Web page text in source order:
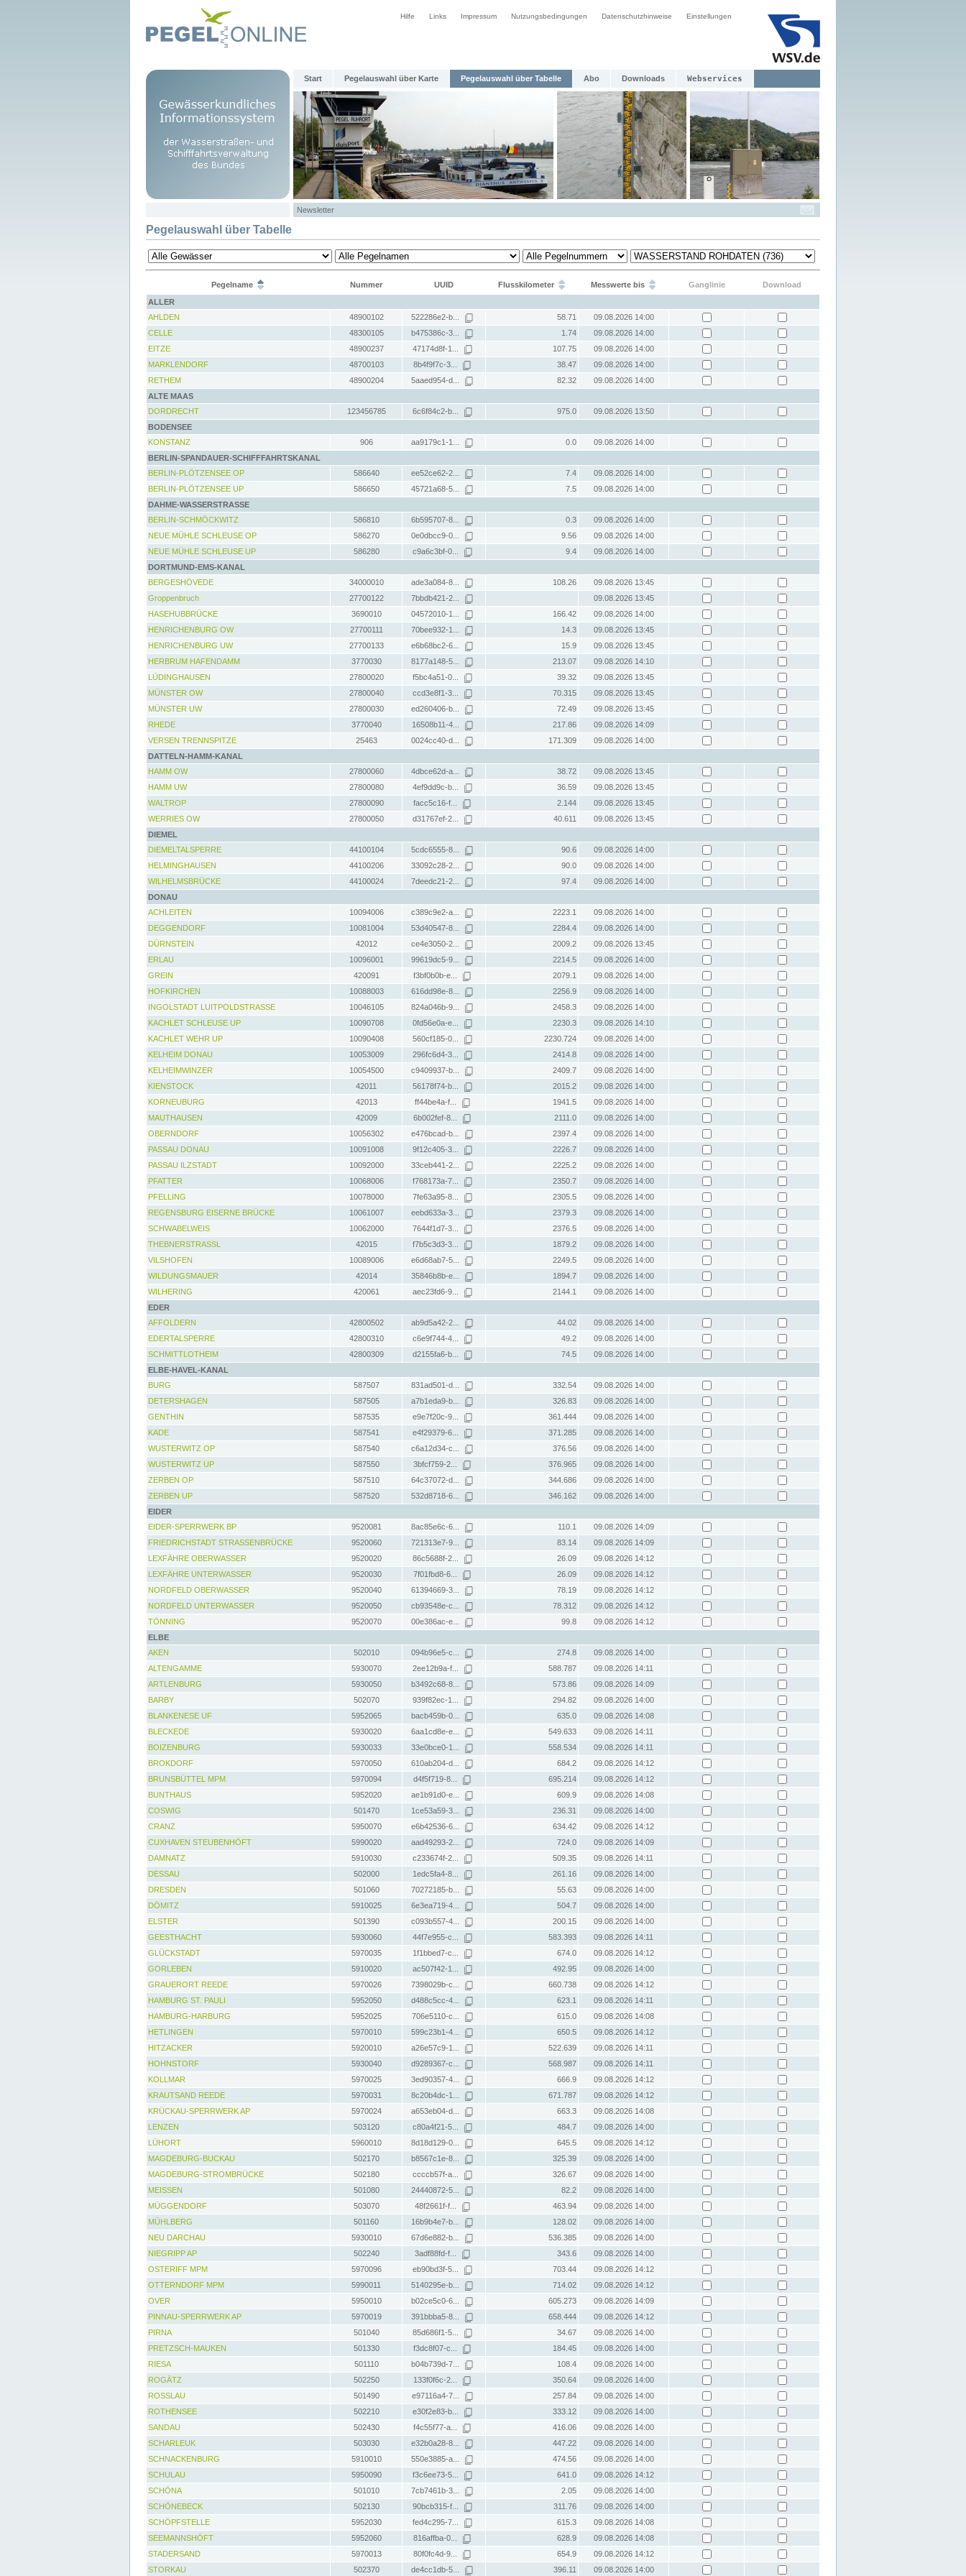
Hilfe Links Impressum Nutzungsbedingungen Datenschutzhinweise Einstellungen
Start Pegelauswahl über Karte Pegelauswahl über Tabelle Abo Downloads Webservices
Newsletter
Pegelauswahl über Tabelle
Pegelname Nummer UUID Flusskilometer Messwerte bis Ganglinie
Download
ALLER
AHLDEN
48900102 522286e2-b... 58.71
09.08.2026 14:00
CELLE
48300105 b475386c-3... 1.74
09.08.2026 14:00
EITZE
48900237 47174d8f-1... 107.75
09.08.2026 14:00
MARKLENDORF
48700103 8b4f9f7c-3... 38.47
09.08.2026 14:00
RETHEM
48900204 5aaed954-d... 82.32
09.08.2026 14:00
ALTE MAAS
DORDRECHT
123456785 6c6f84c2-b... 975.0
09.08.2026 13:50
BODENSEE
KONSTANZ
906 aa9179c1-1... 0.0
09.08.2026 14:00
BERLIN-SPANDAUER-SCHIFFFAHRTSKANAL
BERLIN-PLÖTZENSEE OP
586640 ee52ce62-2... 7.4
09.08.2026 14:00
BERLIN-PLÖTZENSEE UP
586650 45721a68-5... 7.5
09.08.2026 14:00
DAHME-WASSERSTRASSE
BERLIN-SCHMÖCKWITZ
586810 6b595707-8... 0.3
09.08.2026 14:00
NEUE MÜHLE SCHLEUSE OP
586270 0e0dbcc9-0... 9.56
09.08.2026 14:00
NEUE MÜHLE SCHLEUSE UP
586280 c9a6c3bf-0... 9.4
09.08.2026 14:00
DORTMUND-EMS-KANAL
BERGESHÖVEDE
34000010 ade3a084-8... 108.26
09.08.2026 13:45
Groppenbruch
27700122 7bbdb421-2...
09.08.2026 13:45
HASEHUBBRÜCKE
3690010 04572010-1... 166.42
09.08.2026 14:00
HENRICHENBURG OW
27700111 70bee932-1... 14.3
09.08.2026 13:45
HENRICHENBURG UW
27700133 e6b68bc2-6... 15.9
09.08.2026 13:45
HERBRUM HAFENDAMM
3770030 8177a148-5... 213.07
09.08.2026 14:10
LÜDINGHAUSEN
27800020 f5bc4a51-0... 39.32
09.08.2026 13:45
MÜNSTER OW
27800040 ccd3e8f1-3... 70.315
09.08.2026 13:45
MÜNSTER UW
27800030 ed260406-b... 72.49
09.08.2026 13:45
RHEDE
3770040 16508b11-4... 217.86
09.08.2026 14:09
VERSEN TRENNSPITZE
25463 0024cc40-d... 171.309
09.08.2026 14:00
DATTELN-HAMM-KANAL
HAMM OW
27800060 4dbce62d-a... 38.72
09.08.2026 13:45
HAMM UW
27800080 4ef9dd9c-b... 36.59
09.08.2026 13:45
WALTROP
27800090 facc5c16-f... 2.144
09.08.2026 13:45
WERRIES OW
27800050 d31767ef-2... 40.611
09.08.2026 13:45
DIEMEL
DIEMELTALSPERRE
44100104 5cdc6555-8... 90.6
09.08.2026 14:00
HELMINGHAUSEN
44100206 33092c28-2... 90.0
09.08.2026 14:00
WILHELMSBRÜCKE
44100024 7deedc21-2... 97.4
09.08.2026 14:00
DONAU
ACHLEITEN
10094006 c389c9e2-a... 2223.1
09.08.2026 14:00
DEGGENDORF
10081004 53d40547-8... 2284.4
09.08.2026 14:00
DÜRNSTEIN
42012 ce4e3050-2... 2009.2
09.08.2026 13:45
ERLAU
10096001 99619dc5-9... 2214.5
09.08.2026 14:00
GREIN
420091 f3bf0b0b-e... 2079.1
09.08.2026 14:00
HOFKIRCHEN
10088003 616dd98e-8... 2256.9
09.08.2026 14:00
INGOLSTADT LUITPOLDSTRASSE
10046105 824a046b-9... 2458.3
09.08.2026 14:00
KACHLET SCHLEUSE UP
10090708 0fd56e0a-e... 2230.3
09.08.2026 14:10
KACHLET WEHR UP
10090408 560cf185-0... 2230.724
09.08.2026 14:00
KELHEIM DONAU
10053009 296fc6d4-3... 2414.8
09.08.2026 14:00
KELHEIMWINZER
10054500 c9409937-b... 2409.7
09.08.2026 14:00
KIENSTOCK
42011 56178f74-b... 2015.2
09.08.2026 14:00
KORNEUBURG
42013 ff44be4a-f... 1941.5
09.08.2026 14:00
MAUTHAUSEN
42009 6b002fef-8... 2111.0
09.08.2026 14:00
OBERNDORF
10056302 e476bcad-b... 2397.4
09.08.2026 14:00
PASSAU DONAU
10091008 9f12c405-3... 2226.7
09.08.2026 14:00
PASSAU ILZSTADT
10092000 33ceb441-2... 2225.2
09.08.2026 14:00
PFATTER
10068006 f768173a-7... 2350.7
09.08.2026 14:00
PFELLING
10078000 7fe63a95-8... 2305.5
09.08.2026 14:00
REGENSBURG EISERNE BRÜCKE
10061007 eebd633a-3... 2379.3
09.08.2026 14:00
SCHWABELWEIS
10062000 7644f1d7-3... 2376.5
09.08.2026 14:00
THEBNERSTRASSL
42015 f7b5c3d3-3... 1879.2
09.08.2026 14:00
VILSHOFEN
10089006 e6d68ab7-5... 2249.5
09.08.2026 14:00
WILDUNGSMAUER
42014 35846b8b-e... 1894.7
09.08.2026 14:00
WILHERING
420061 aec23fd6-9... 2144.1
09.08.2026 14:00
EDER
AFFOLDERN
42800502 ab9d5a42-2... 44.02
09.08.2026 14:00
EDERTALSPERRE
42800310 c6e9f744-4... 49.2
09.08.2026 14:00
SCHMITTLOTHEIM
42800309 d2155fa6-b... 74.5
09.08.2026 14:00
ELBE-HAVEL-KANAL
BURG
587507 831ad501-d... 332.54
09.08.2026 14:00
DETERSHAGEN
587505 a7b1eda9-b... 326.83
09.08.2026 14:00
GENTHIN
587535 e9e7f20c-9... 361.444
09.08.2026 14:00
KADE
587541 e4f29379-6... 371.285
09.08.2026 14:00
WUSTERWITZ OP
587540 c6a12d34-c... 376.56
09.08.2026 14:00
WUSTERWITZ UP
587550 3bfcf759-2... 376.965
09.08.2026 14:00
ZERBEN OP
587510 64c37072-d... 344.686
09.08.2026 14:00
ZERBEN UP
587520 532d8718-6... 346.162
09.08.2026 14:00
EIDER
EIDER-SPERRWERK BP
9520081 8ac85e6c-6... 110.1
09.08.2026 14:09
FRIEDRICHSTADT STRASSENBRÜCKE
9520060 721313e7-9... 83.14
09.08.2026 14:09
LEXFÄHRE OBERWASSER
9520020 86c5688f-2... 26.09
09.08.2026 14:12
LEXFÄHRE UNTERWASSER
9520030 7f01fbd8-6... 26.09
09.08.2026 14:12
NORDFELD OBERWASSER
9520040 61394669-3... 78.19
09.08.2026 14:12
NORDFELD UNTERWASSER
9520050 cb93548e-c... 78.312
09.08.2026 14:12
TÖNNING
9520070 00e386ac-e... 99.8
09.08.2026 14:12
ELBE
AKEN
502010 094b96e5-c... 274.8
09.08.2026 14:00
ALTENGAMME
5930070 2ee12b9a-f... 588.787
09.08.2026 14:11
ARTLENBURG
5930050 b3492c68-8... 573.86
09.08.2026 14:09
BARBY
502070 939f82ec-1... 294.82
09.08.2026 14:00
BLANKENESE UF
5952065 bacb459b-0... 635.0
09.08.2026 14:08
BLECKEDE
5930020 6aa1cd8e-e... 549.633
09.08.2026 14:11
BOIZENBURG
5930033 33e0bce0-1... 558.534
09.08.2026 14:11
BROKDORF
5970050 610ab204-d... 684.2
09.08.2026 14:12
BRUNSBÜTTEL MPM
5970094 d4f5f719-8... 695.214
09.08.2026 14:12
BUNTHAUS
5952020 ae1b91d0-e... 609.9
09.08.2026 14:08
COSWIG
501470 1ce53a59-3... 236.31
09.08.2026 14:00
CRANZ
5950070 e6b42536-6... 634.42
09.08.2026 14:12
CUXHAVEN STEUBENHÖFT
5990020 aad49293-2... 724.0
09.08.2026 14:09
DAMNATZ
5910030 c233674f-2... 509.35
09.08.2026 14:11
DESSAU
502000 1edc5fa4-8... 261.16
09.08.2026 14:00
DRESDEN
501060 70272185-b... 55.63
09.08.2026 14:00
DÖMITZ
5910025 6e3ea719-4... 504.7
09.08.2026 14:00
ELSTER
501390 c093b557-4... 200.15
09.08.2026 14:00
GEESTHACHT
5930060 44f7e955-c... 583.393
09.08.2026 14:11
GLÜCKSTADT
5970035 1f1bbed7-c... 674.0
09.08.2026 14:12
GORLEBEN
5910020 ac507f42-1... 492.95
09.08.2026 14:00
GRAUERORT REEDE
5970026 7398029b-c... 660.738
09.08.2026 14:12
HAMBURG ST. PAULI
5952050 d488c5cc-4... 623.1
09.08.2026 14:11
HAMBURG-HARBURG
5952025 706e5110-c... 615.0
09.08.2026 14:08
HETLINGEN
5970010 599c23b1-4... 650.5
09.08.2026 14:12
HITZACKER
5920010 a26e57c9-1... 522.639
09.08.2026 14:11
HOHNSTORF
5930040 d9289367-c... 568.987
09.08.2026 14:11
KOLLMAR
5970025 3ed90357-4... 666.9
09.08.2026 14:12
KRAUTSAND REEDE
5970031 8c20b4dc-1... 671.787
09.08.2026 14:12
KRÜCKAU-SPERRWERK AP
5970024 a653eb04-d... 663.3
09.08.2026 14:08
LENZEN
503120 c80a4f21-5... 484.7
09.08.2026 14:00
LÜHORT
5960010 8d18d129-0... 645.5
09.08.2026 14:12
MAGDEBURG-BUCKAU
502170 b8567c1e-8... 325.39
09.08.2026 14:00
MAGDEBURG-STROMBRÜCKE
502180 ccccb57f-a... 326.67
09.08.2026 14:00
MEISSEN
501080 24440872-5... 82.2
09.08.2026 14:00
MÜGGENDORF
503070 48f2661f-f... 463.94
09.08.2026 14:00
MÜHLBERG
501160 16b9b4e7-b... 128.02
09.08.2026 14:00
NEU DARCHAU
5930010 67d6e882-b... 536.385
09.08.2026 14:00
NIEGRIPP AP
502240 3adf88fd-f... 343.6
09.08.2026 14:00
OSTERIFF MPM
5970096 eb90bd3f-5... 703.44
09.08.2026 14:12
OTTERNDORF MPM
5990011 5140295e-b... 714.02
09.08.2026 14:12
OVER
5950010 b02ce5c0-6... 605.273
09.08.2026 14:09
PINNAU-SPERRWERK AP
5970019 391bbba5-8... 658.444
09.08.2026 14:12
PIRNA
501040 85d686f1-5... 34.67
09.08.2026 14:00
PRETZSCH-MAUKEN
501330 f3dc8f07-c... 184.45
09.08.2026 14:00
RIESA
501110 b04b739d-7... 108.4
09.08.2026 14:00
ROGÄTZ
502250 133f0f6c-2... 350.64
09.08.2026 14:00
ROSSLAU
501490 e97116a4-7... 257.84
09.08.2026 14:00
ROTHENSEE
502210 e30f2e83-b... 333.12
09.08.2026 14:00
SANDAU
502430 f4c55f77-a... 416.06
09.08.2026 14:00
SCHARLEUK
503030 e32b0a28-8... 447.22
09.08.2026 14:00
SCHNACKENBURG
5910010 550e3885-a... 474.56
09.08.2026 14:00
SCHULAU
5950090 f3c6ee73-5... 641.0
09.08.2026 14:12
SCHÖNA
501010 7cb7461b-3... 2.05
09.08.2026 14:00
SCHÖNEBECK
502130 90bcb315-f... 311.76
09.08.2026 14:00
SCHÖPFSTELLE
5952030 fed4c295-7... 615.3
09.08.2026 14:08
SEEMANNSHÖFT
5952060 816affba-0... 628.9
09.08.2026 14:08
STADERSAND
5970013 80f0fc4d-9... 654.9
09.08.2026 14:12
STORKAU
502370 de4cc1db-5... 396.11 09.08.2026 14:00